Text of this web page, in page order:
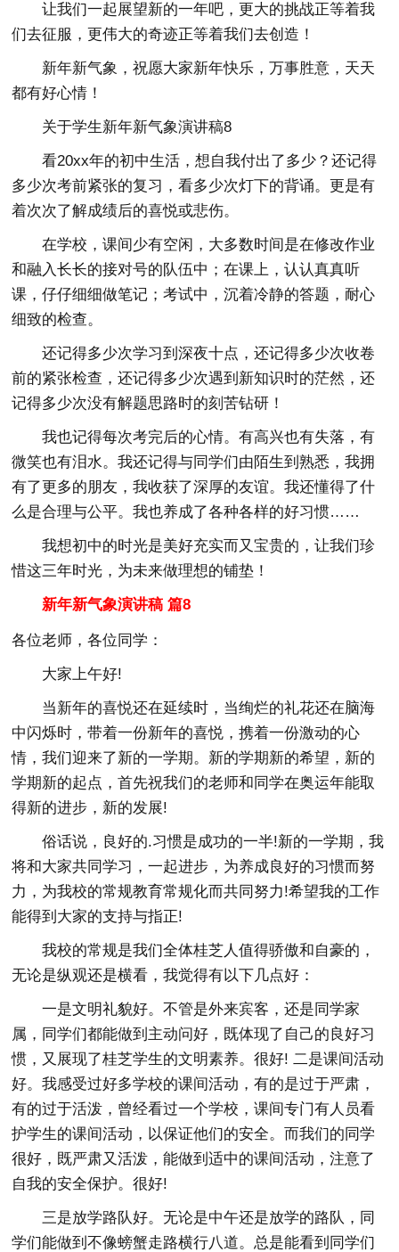
让我们一起展望新的一年吧，更大的挑战正等着我
们去征服，更伟大的奇迹正等着我们去创造！
新年新气象，祝愿大家新年快乐，万事胜意，天天
都有好心情！
关于学生新年新气象演讲稿8
看20xx年的初中生活，想自我付出了多少？还记得
多少次考前紧张的复习，看多少次灯下的背诵。更是有
着次次了解成绩后的喜悦或悲伤。
在学校，课间少有空闲，大多数时间是在修改作业
和融入长长的接对号的队伍中；在课上，认认真真听
课，仔仔细细做笔记；考试中，沉着冷静的答题，耐心
细致的检查。
还记得多少次学习到深夜十点，还记得多少次收卷
前的紧张检查，还记得多少次遇到新知识时的茫然，还
记得多少次没有解题思路时的刻苦钻研！
我也记得每次考完后的心情。有高兴也有失落，有
微笑也有泪水。我还记得与同学们由陌生到熟悉，我拥
有了更多的朋友，我收获了深厚的友谊。我还懂得了什
么是合理与公平。我也养成了各种各样的好习惯……
我想初中的时光是美好充实而又宝贵的，让我们珍
惜这三年时光，为未来做理想的铺垫！
新年新气象演讲稿 篇8
各位老师，各位同学：
大家上午好!
当新年的喜悦还在延续时，当绚烂的礼花还在脑海
中闪烁时，带着一份新年的喜悦，携着一份激动的心
情，我们迎来了新的一学期。新的学期新的希望，新的
学期新的起点，首先祝我们的老师和同学在奥运年能取
得新的进步，新的发展!
俗话说，良好的.习惯是成功的一半!新的一学期，我
将和大家共同学习，一起进步，为养成良好的习惯而努
力，为我校的常规教育常规化而共同努力!希望我的工作
能得到大家的支持与指正!
我校的常规是我们全体桂芝人值得骄傲和自豪的，
无论是纵观还是横看，我觉得有以下几点好：
一是文明礼貌好。不管是外来宾客，还是同学家
属，同学们都能做到主动问好，既体现了自己的良好习
惯，又展现了桂芝学生的文明素养。很好! 二是课间活动
好。我感受过好多学校的课间活动，有的是过于严肃，
有的过于活泼，曾经看过一个学校，课间专门有人员看
护学生的课间活动，以保证他们的安全。而我们的同学
很好，既严肃又活泼，能做到适中的课间活动，注意了
自我的安全保护。很好!
三是放学路队好。无论是中午还是放学的路队，同
学们能做到不像螃蟹走路横行八道。总是能看到同学们